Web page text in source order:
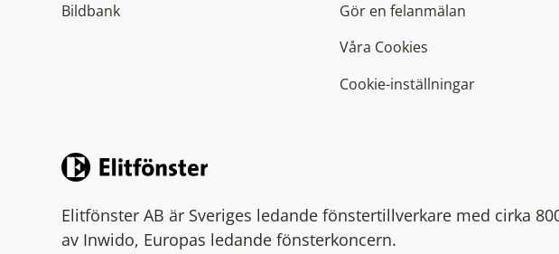
Bildbank
Gör en felanmälan
Våra Cookies
Cookie-inställningar
Elitfönster AB är Sveriges ledande fönstertillverkare med cirka
av Inwido, Europas ledande fönsterkoncern.